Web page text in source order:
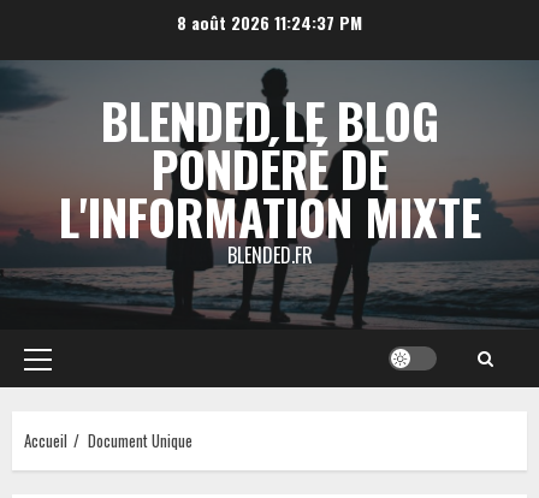
contenu
8 août 2026 11:24:37 PM
BLENDED LE BLOG
PONDÉRÉ DE
L'INFORMATION MIXTE
BLENDED.FR
Menu
principal
Accueil Document Unique